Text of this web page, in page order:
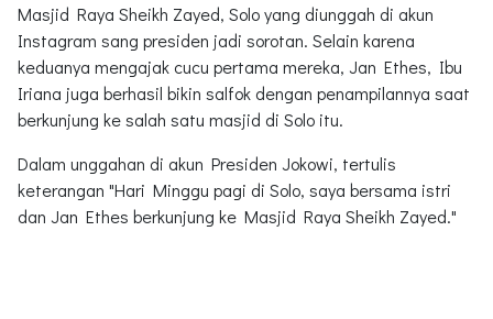
Masjid Raya Sheikh Zayed, Solo yang diunggah di akun
Instagram sang presiden jadi sorotan. Selain karena
keduanya mengajak cucu pertama mereka, Jan Ethes, Ibu
Iriana juga berhasil bikin salfok dengan penampilannya saat
berkunjung ke salah satu masjid di Solo itu.
Dalam unggahan di akun Presiden Jokowi, tertulis
keterangan "Hari Minggu pagi di Solo, saya bersama istri
dan Jan Ethes berkunjung ke Masjid Raya Sheikh Zayed."